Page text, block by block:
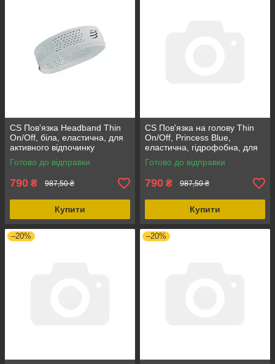
CS Пов'язка Headband Thin
On/Off, біла, еластична, для
активного відпочинку
Готово до відправки
790 ₴ 987,50 ₴
Купити
CS Пов'язка на голову Thin
On/Off, Princess Blue,
еластична, гідрофобна, для
тренувань і гонок, для
активного спорту
Готово до відправки
790 ₴ 987,50 ₴
Купити
–20% –20%